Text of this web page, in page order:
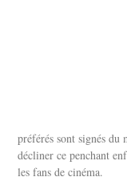
préférés sont signés du
décliner ce penchant
les fans de cinéma.